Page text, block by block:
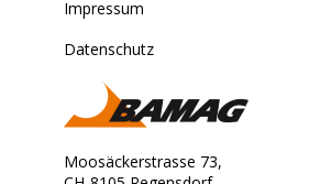
Impressum
Datenschutz
Moosäckerstrasse 73,